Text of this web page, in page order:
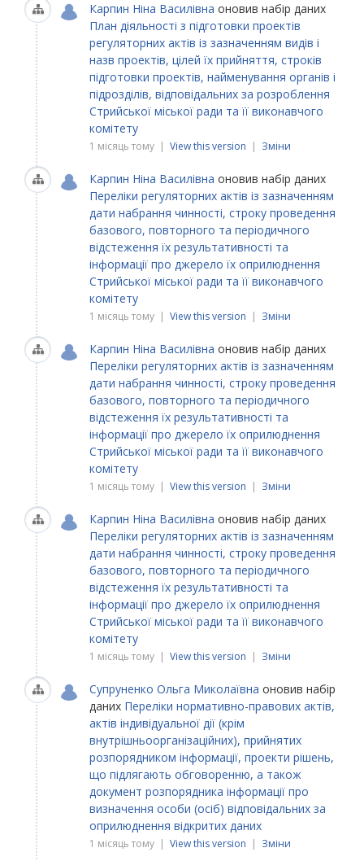
Карпин Ніна Василівна оновив набір даних
План діяльності з підготовки проектів
регуляторних актів із зазначенням видів і
назв проектів, цілей їх прийняття, строків
підготовки проектів, найменування органів і
підрозділів, відповідальних за розроблення
Стрийської міської ради та її виконавчого
комітету
1 місяць тому | View this version | Зміни
Карпин Ніна Василівна оновив набір даних
Переліки регуляторних актів із зазначенням
дати набрання чинності, строку проведення
базового, повторного та періодичного
відстеження їх результативності та
інформації про джерело їх оприлюднення
Стрийської міської ради та її виконавчого
комітету
1 місяць тому | View this version | Зміни
Карпин Ніна Василівна оновив набір даних
Переліки регуляторних актів із зазначенням
дати набрання чинності, строку проведення
базового, повторного та періодичного
відстеження їх результативності та
інформації про джерело їх оприлюднення
Стрийської міської ради та її виконавчого
комітету
1 місяць тому | View this version | Зміни
Карпин Ніна Василівна оновив набір даних
Переліки регуляторних актів із зазначенням
дати набрання чинності, строку проведення
базового, повторного та періодичного
відстеження їх результативності та
інформації про джерело їх оприлюднення
Стрийської міської ради та її виконавчого
комітету
1 місяць тому | View this version | Зміни
Супруненко Ольга Миколаївна оновив набір
даних Переліки нормативно-правових актів,
актів індивідуальної дії (крім
внутрішньоорганізаційних), прийнятих
розпорядником інформації, проекти рішень,
що підлягають обговоренню, а також
документ розпорядника інформації про
визначення особи (осіб) відповідальних за
оприлюднення відкритих даних
1 місяць тому | View this version | Зміни